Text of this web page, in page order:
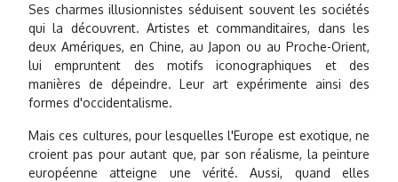
Ses charmes illusionnistes séduisent souvent les sociétés
qui la découvrent. Artistes et commanditaires, dans les
deux Amériques, en Chine, au Japon ou au Proche-Orient,
lui empruntent des motifs iconographiques et des
manières de dépeindre. Leur art expérimente ainsi des
formes d'occidentalisme.
Mais ces cultures, pour lesquelles l'Europe est exotique, ne
croient pas pour autant que, par son réalisme, la peinture
européenne atteigne une vérité. Aussi, quand elles